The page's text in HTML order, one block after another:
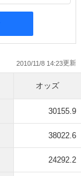
2010/11/8 14:23
オッズ
30155.9
38022.6
24292.2